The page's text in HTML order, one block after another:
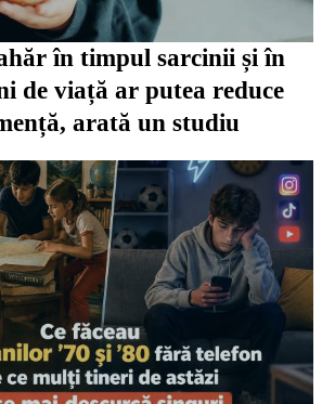
în timpul sarcinii și în
de viață ar putea reduce
arată un studiu